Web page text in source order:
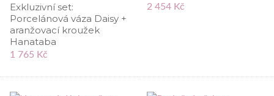
Exkluzivní set:
Porcelánová váza Daisy +
aranžovací kroužek
Hanataba
1 765 Kč
2 454 Kč